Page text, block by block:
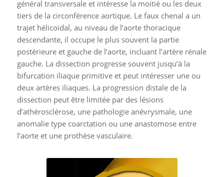
général transversale et intéresse la moitié ou les deux
tiers de la circonférence aortique. Le faux chenal a un
trajet hélicoïdal, au niveau de l’aorte thoracique
descendante, il occupe le plus souvent la partie
postérieure et gauche de l’aorte, incluant l’artère rénale
gauche. La dissection progresse souvent jusqu’à la
bifurcation iliaque primitive et peut intéresser une ou
deux artères iliaques. La progression distale de la
dissection peut être limitée par des lésions
d’athérosclérose, une pathologie anévrysmale, une
anomalie type coarctation ou une anastomose entre
l’aorte et une prothèse vasculaire.